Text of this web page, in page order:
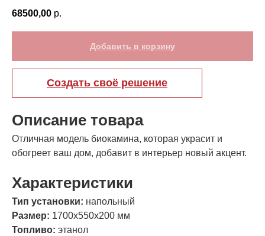
68500,00 р.
Добавить в корзину
Создать своё решение
Описание товара
Отличная модель биокамина, которая украсит и
обогреет ваш дом, добавит в интерьер новый акцент.
Характеристики
Тип установки: напольный
Размер: 1700х550х200 мм
Топливо: этанол